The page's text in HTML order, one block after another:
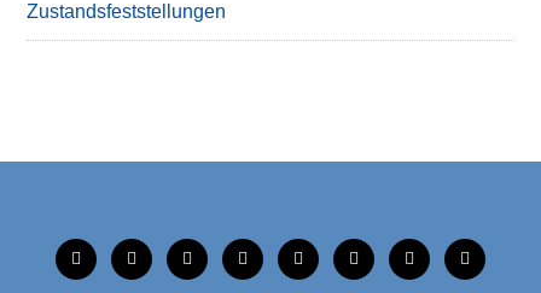
Zustandsfeststellungen
tiktok instagramfacebooklinkedinxing linkedinmobilemail